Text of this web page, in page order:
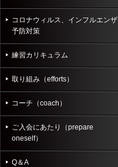
コロナウィルス、インフルエンザ
予防対策
練習カリキュラム
取り組み（efforts）
コーチ（coach）
ご入会にあたり（prepare
oneself）
Q＆A